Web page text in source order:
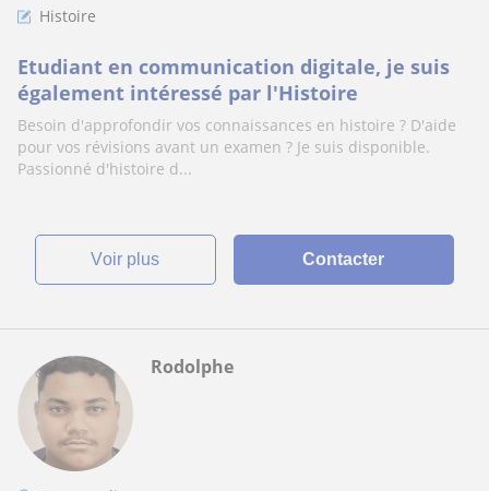
Histoire
Etudiant en communication digitale, je suis
également intéressé par l'Histoire
Besoin d'approfondir vos connaissances en histoire ? D'aide
pour vos révisions avant un examen ? Je suis disponible.
Passionné d'histoire d...
voir plus Contacter
Rodolphe